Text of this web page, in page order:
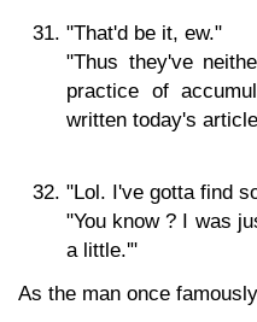
"That'd be it, ew."
"Thus they've
practice of
written today's
"Lol. I've gotta find
"You know ? I was
a little.'"
As the man once